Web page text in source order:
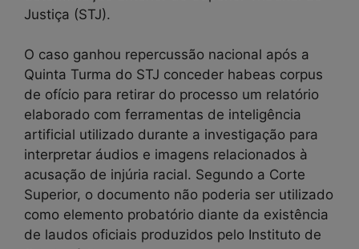
Justiça (STJ).
O caso ganhou repercussão nacional após a
Quinta Turma do STJ conceder habeas corpus
de ofício para retirar do processo um relatório
elaborado com ferramentas de inteligência
artificial utilizado durante a investigação para
interpretar áudios e imagens relacionados à
acusação de injúria racial. Segundo a Corte
Superior, o documento não poderia ser utilizado
como elemento probatório diante da existência
de laudos oficiais produzidos pelo Instituto de